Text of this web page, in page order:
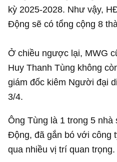
kỳ 2025-2028. Như vậy,
Động sẽ có tổng cộng 8
Ở chiều ngược lại, MWG
Huy Thanh Tùng không
giám đốc kiêm Người đại
3/4.
Ông Tùng là 1 trong 5
Động, đã gắn bó với công
qua nhiều vị trí quan trọng.